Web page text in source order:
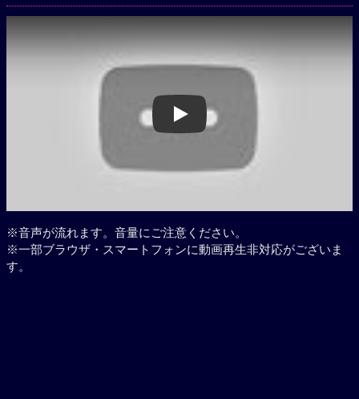
Play
※音声が流れます。音量にご注意ください。
※一部ブラウザ・スマートフォンに動画再生非対応がございま
す。